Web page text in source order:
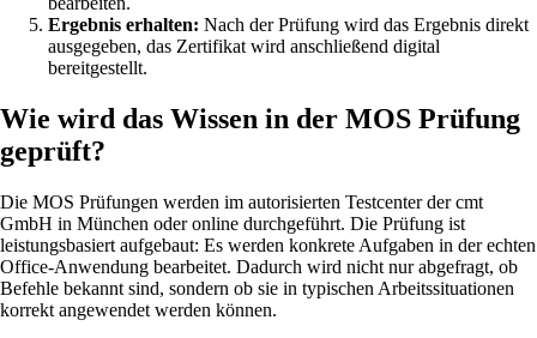
Ergebnis erhalten: Nach der Prüfung wird das Ergebnis direkt
ausgegeben, das Zertifikat wird anschließend digital
bereitgestellt.
Wie wird das Wissen in der MOS Prüfung
geprüft?
Die MOS Prüfungen werden im autorisierten Testcenter der cmt
GmbH in München oder online durchgeführt. Die Prüfung ist
leistungsbasiert aufgebaut: Es werden konkrete Aufgaben in der echten
Office-Anwendung bearbeitet. Dadurch wird nicht nur abgefragt, ob
Befehle bekannt sind, sondern ob sie in typischen Arbeitssituationen
korrekt angewendet werden können.